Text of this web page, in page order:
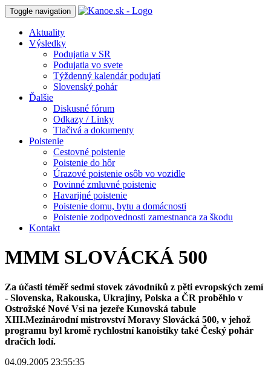
Toggle navigation
Aktuality
Výsledky
Podujatia v SR
Podujatia vo svete
Týždenný kalendár podujatí
Slovenský pohár
Ďalšie
Diskusné fórum
Odkazy / Linky
Tlačivá a dokumenty
Poistenie
Cestovné poistenie
Poistenie do hôr
Úrazové poistenie osôb vo vozidle
Povinné zmluvné poistenie
Havarijné poistenie
Poistenie domu, bytu a domácnosti
Poistenie zodpovednosti zamestnanca za škodu
Kontakt
MMM SLOVÁCKÁ 500
Za účasti téměř sedmi stovek závodníků z pěti evropských zemí
- Slovenska, Rakouska, Ukrajiny, Polska a ČR proběhlo v
Ostrožské Nové Vsi na jezeře Kunovská tabule
XIII.Mezinárodní mistrovství Moravy Slovácká 500, v jehož
programu byl kromě rychlostní kanoistiky také Český pohár
dračích lodí.
04.09.2005 23:55:35